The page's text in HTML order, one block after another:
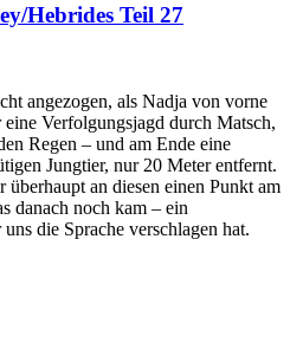
Hebrides Teil 27
angezogen, als Nadja von vorne
Verfolgungsjagd durch Matsch,
Regen – und am Ende eine
Jungtier, nur 20 Meter entfernt.
an diesen einen Punkt am
danach noch kam – ein
die Sprache verschlagen hat.